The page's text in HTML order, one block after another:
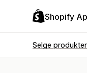
Shopify
Selge produkter